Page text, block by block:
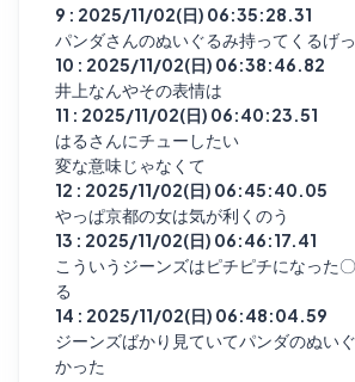
9 : 2025/11/02(日) 06:35:28.31
パンダさんのぬいぐるみ持ってくるげ
10 : 2025/11/02(日) 06:38:46.82
井上なんやその表情は
11 : 2025/11/02(日) 06:40:23.51
はるさんにチューしたい
変な意味じゃなくて
12 : 2025/11/02(日) 06:45:40.05
やっぱ京都の女は気が利くのう
13 : 2025/11/02(日) 06:46:17.41
こういうジーンズはピチピチになった
る
14 : 2025/11/02(日) 06:48:04.59
ジーンズばかり見ていてパンダのぬい
かった